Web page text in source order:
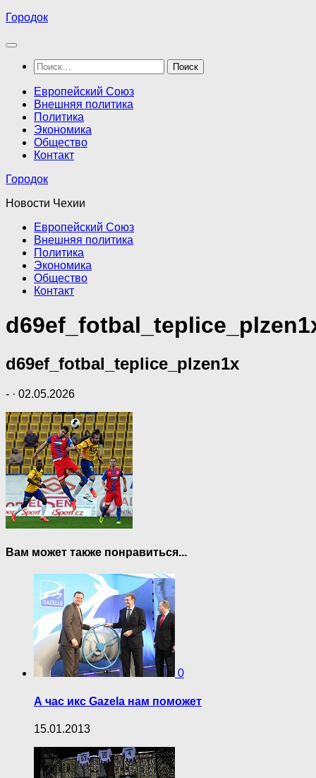
Перейти
содержимому
Городок
Найти:
Европейский Союз
Внешняя политика
Политика
Экономика
Общество
Контакт
Городок
Новости Чехии
Европейский Союз
Внешняя политика
Политика
Экономика
Общество
Контакт
d69ef_fotbal_teplice_plzen1x
- · 02.05.2026
Вам может также понравиться...
0
А час икс Gazela нам поможет
15.01.2013